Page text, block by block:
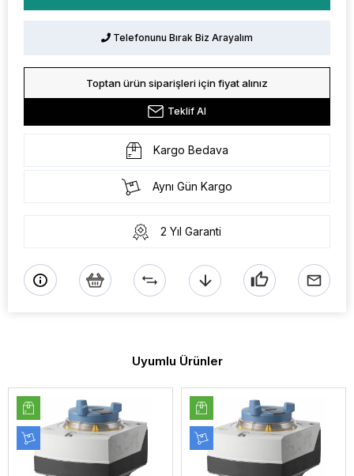
Telefonunu Bırak Biz Arayalım
Toptan ürün siparişleri için fiyat alınız
Teklif Al
Kargo Bedava
Aynı Gün Kargo
2 Yıl Garanti
Uyumlu Ürünler